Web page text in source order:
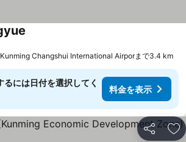
Kunming Changshui International Airporまで3.4 km
には日付を選択してく
料金を表示
シェア お